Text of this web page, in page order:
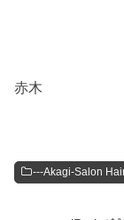
赤木
---Akagi-Salon